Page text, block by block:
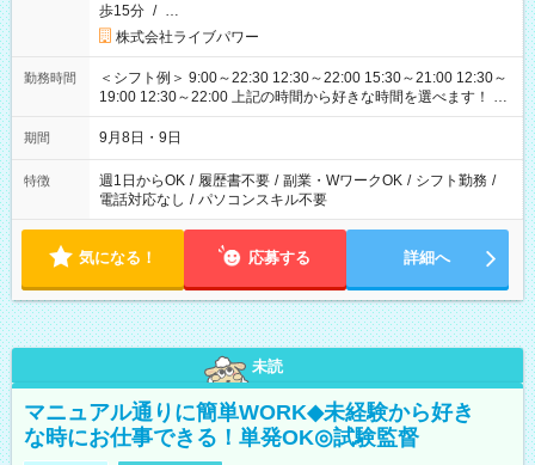
歩15分 / …
株式会社ライブパワー
勤務時間
＜シフト例＞ 9:00～22:30 12:30～22:00 15:30～21:00 12:30～
19:00 12:30～22:00 上記の時間から好きな時間を選べます！ ※
時間は変更となる可能性があります
期間 9月8日・9日
特徴 週1日からOK / 履歴書不要 / 副業・WワークOK / シフト勤務 /
電話対応なし / パソコンスキル不要
気になる！ 応募する 詳細へ
未読
マニュアル通りに簡単WORK◆未経験から好き
な時にお仕事できる！単発OK◎試験監督